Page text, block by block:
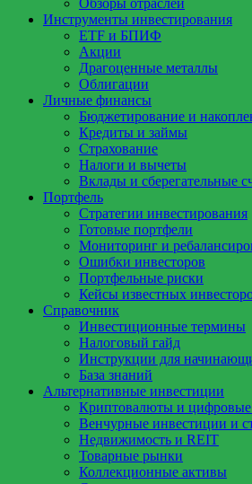
Обзоры отраслей
Инструменты инвестирования
ETF и БПИФ
Акции
Драгоценные металлы
Облигации
Личные финансы
Бюджетирование и
Кредиты и займы
Страхование
Налоги и вычеты
Вклады и сберегательные
Портфель
Стратегии инвестирования
Готовые портфели
Мониторинг и
Ошибки инвесторов
Портфельные риски
Кейсы известных
Справочник
Инвестиционные термины
Налоговый гайд
Инструкции для
База знаний
Альтернативные инвестиции
Криптовалюты и
Венчурные инвестиции и
Недвижимость и REIT
Товарные рынки
Коллекционные активы